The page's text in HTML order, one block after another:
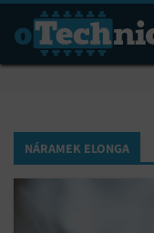
NÁRAMEK ELONGA